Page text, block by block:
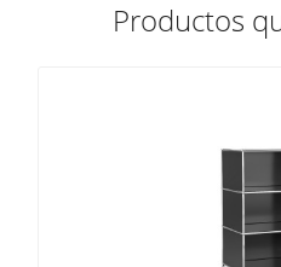
Productos